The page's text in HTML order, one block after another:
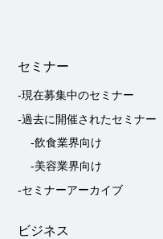
セミナー
-現在募集中のセミナー
-過去に開催されたセミナー
-飲食業界向け
-美容業界向け
-セミナーアーカイブ
ビジネス